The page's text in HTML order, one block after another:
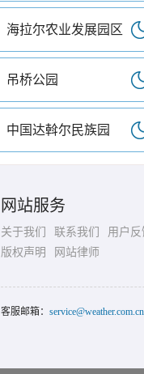
海拉尔农业发展园区
吊桥公园
中国达斡尔民族园
网站服务
关于我们 联系我们
用户反
版权声明
网站律师
客服邮箱： service@weather.com.cn